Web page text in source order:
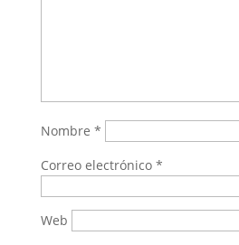
Nombre *
Correo electrónico *
Web